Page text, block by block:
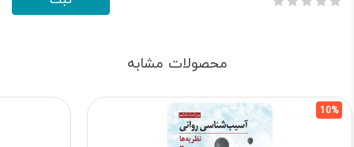
محصولات مشابه
10%